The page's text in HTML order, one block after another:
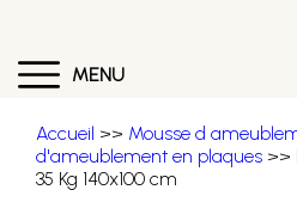
MENU
Accueil >> Mousse d
d'ameublement en plaques >>
35 Kg 140x100 cm